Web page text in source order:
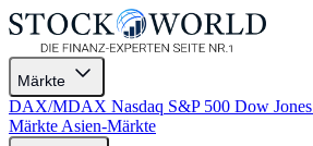
Märkte
DAX/MDAX Nasdaq S&P 500 Dow Jones
Märkte Asien-Märkte